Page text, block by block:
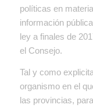
políticas en
información pública
ley a finales de
el Consejo.
Tal y como
organismo en el
las provincias,